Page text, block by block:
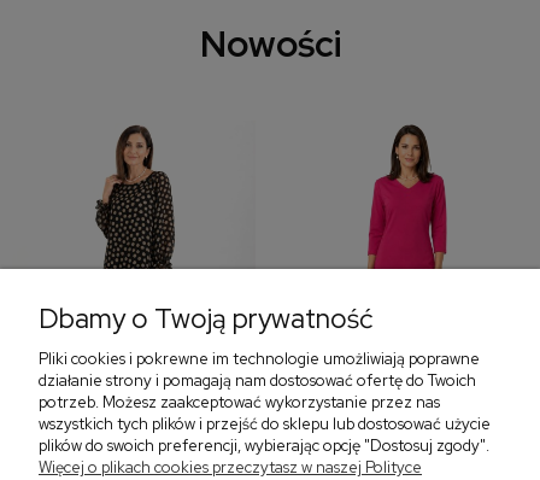
Nowości
Sukienka z falbaną i
Sukienka z dekoltem w
‹
Dbamy o Twoją prywatność
Pliki cookies i pokrewne im technologie umożliwiają poprawne
działanie strony i pomagają nam dostosować ofertę do Twoich
potrzeb. Możesz zaakceptować wykorzystanie przez nas
wszystkich tych plików i przejść do sklepu lub dostosować użycie
plików do swoich preferencji, wybierając opcję "Dostosuj zgody".
Więcej o plikach cookies przeczytasz w naszej Polityce